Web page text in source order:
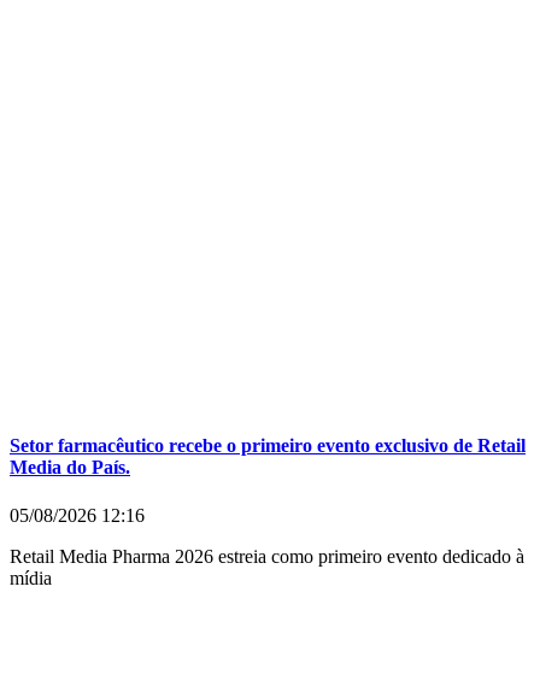
Setor farmacêutico recebe o primeiro evento exclusivo de Retail
Media do País.
05/08/2026 12:16
Retail Media Pharma 2026 estreia como primeiro evento dedicado à
mídia